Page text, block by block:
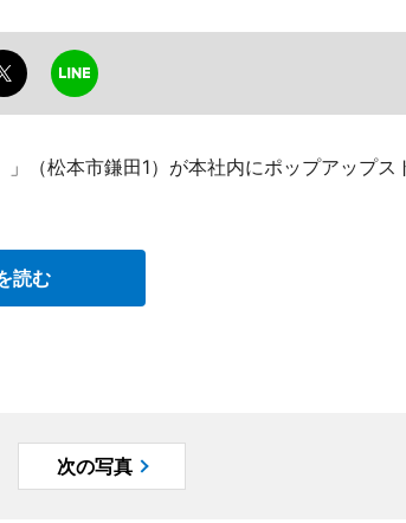
（松本市鎌田1）が本社内にポップアップス
読む
次の写真